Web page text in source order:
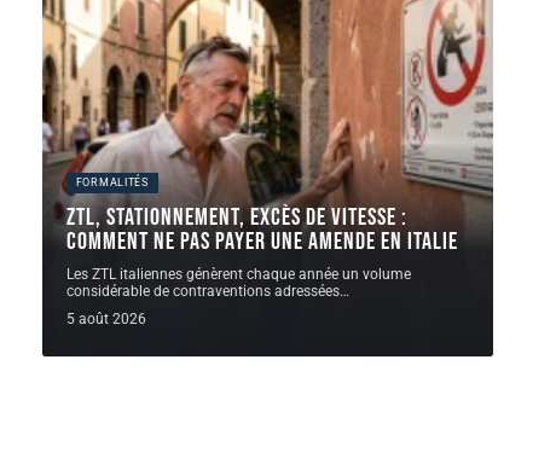
FORMALITÉS
ZTL, stationnement, excès de vitesse :
comment ne pas payer une AMENDE en Italie
Les ZTL italiennes génèrent chaque année un volume
considérable de contraventions adressées…
5 août 2026